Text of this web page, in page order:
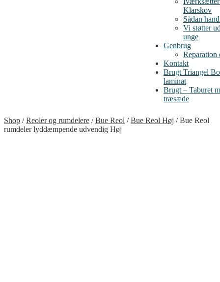
Klarskov
Sådan
Vi støtter
unge
Genbrug
Reparation
Kontakt
Brugt Triangel
laminat
Brugt – Taburet
træsæde
Shop /Reoler og rumdelere /Bue Reol /Bue Reol Høj /Bue Reol
rumdeler lyddæmpende udvendig Høj